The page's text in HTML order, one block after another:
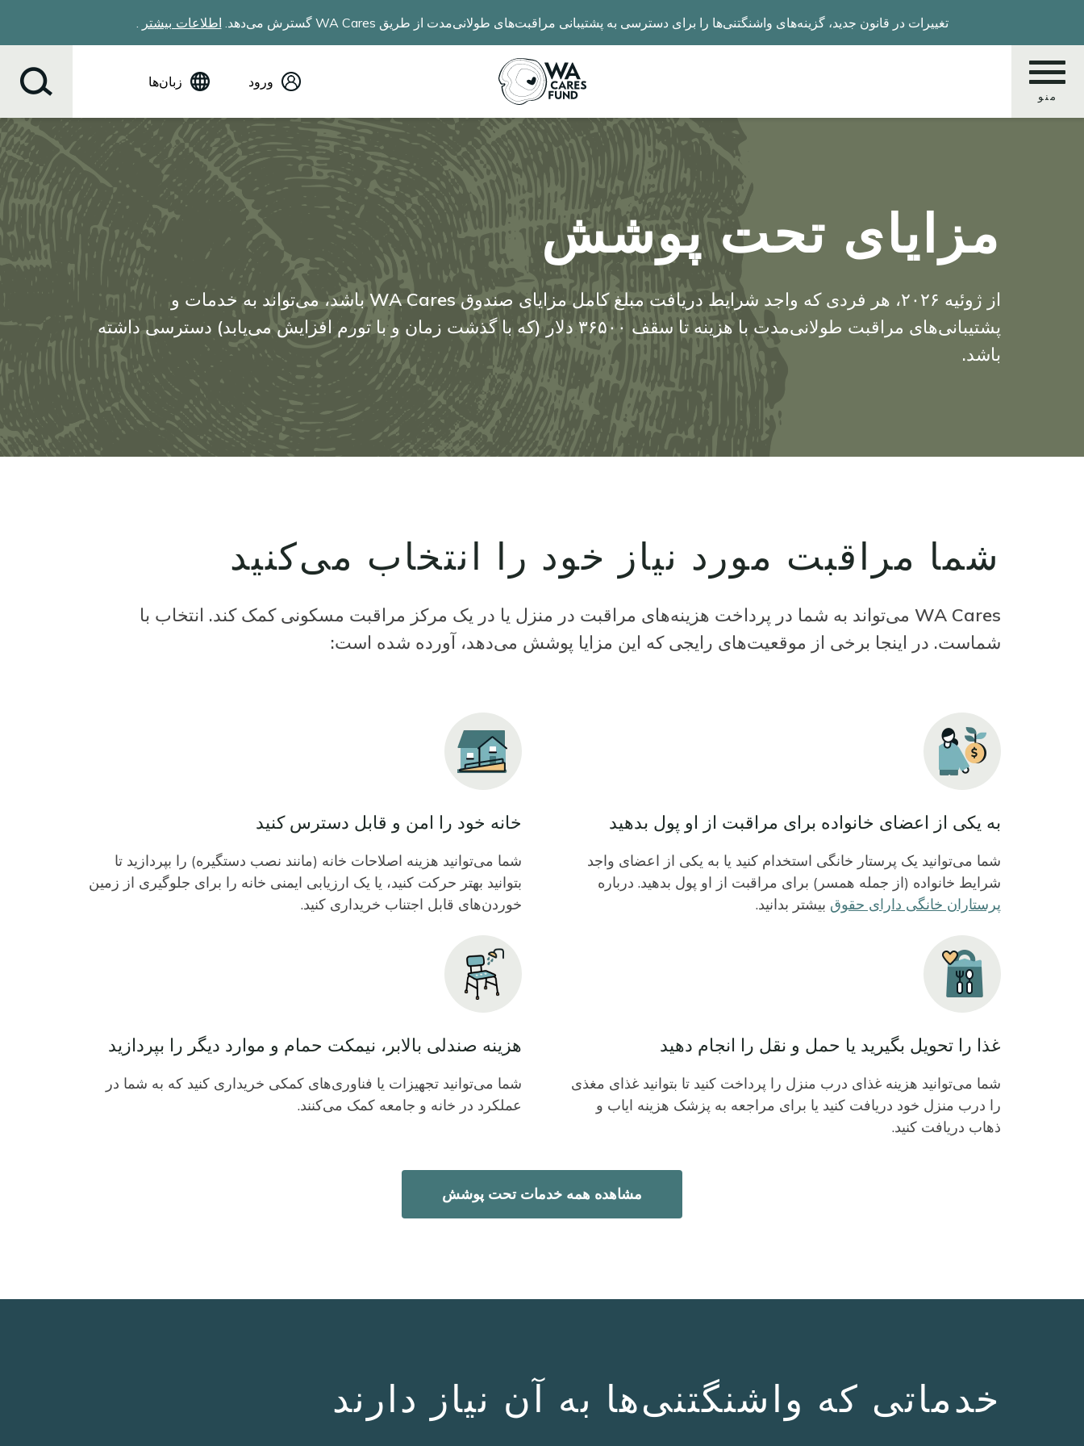
main
content
تغییرات در قانون جدید، گزینه‌های واشنگتنی‌ها را برای دسترسی به پشتیبانی مراقبت‌های طولانی‌مدت از طریق WA Cares گسترش می‌دهد. اطلاعات بیشتر .
منو
ورود زبان‌ها
(English) انگلیسی
Español
Tiếng Việt
Русский
简体中文
繁体中文
한국어
عربي
ខ្មែរ
українська
Soomaali
ਪੰਜਾਬੀ
አማርኛ
فارسی، فارسی
ትግሪኛ
تاگالوگ
ພາສາລາວ
مزایای تحت پوشش
از ژوئیه ۲۰۲۶، هر فردی که واجد شرایط دریافت مبلغ کامل مزایای صندوق WA Cares باشد، می‌تواند به خدمات و
پشتیبانی‌های مراقبت طولانی‌مدت با هزینه تا سقف ۳۶۵۰۰ دلار (که با گذشت زمان و با تورم افزایش می‌یابد) دسترسی داشته
باشد.
شما مراقبت مورد نیاز خود را انتخاب می‌کنید
WA Cares می‌تواند به شما در پرداخت هزینه‌های مراقبت در منزل یا در یک مرکز مراقبت مسکونی کمک کند. انتخاب با
شماست. در اینجا برخی از موقعیت‌های رایجی که این مزایا پوشش می‌دهد، آورده شده است:
Icon
به یکی از اعضای خانواده برای مراقبت از او پول بدهید
شما می‌توانید یک پرستار خانگی استخدام کنید یا به یکی از اعضای واجد
شرایط خانواده (از جمله همسر) برای مراقبت از او پول بدهید. درباره
پرستاران خانگی دارای حقوق بیشتر بدانید.
Icon
غذا را تحویل بگیرید یا حمل و نقل را انجام دهید
شما می‌توانید هزینه غذای درب منزل را پرداخت کنید تا بتوانید غذای مغذی
را درب منزل خود دریافت کنید یا برای مراجعه به پزشک هزینه ایاب و
ذهاب دریافت کنید.
Icon
خانه خود را امن و قابل دسترس کنید
شما می‌توانید هزینه اصلاحات خانه (مانند نصب دستگیره) را بپردازید تا
بتوانید بهتر حرکت کنید، یا یک ارزیابی ایمنی خانه را برای جلوگیری از زمین
خوردن‌های قابل اجتناب خریداری کنید.
Icon
هزینه صندلی بالابر، نیمکت حمام و موارد دیگر را بپردازید
شما می‌توانید تجهیزات یا فناوری‌های کمکی خریداری کنید که به شما در
عملکرد در خانه و جامعه کمک می‌کنند.
مشاهده همه خدمات تحت پوشش
خدماتی که واشنگتنی‌ها به آن نیاز دارند